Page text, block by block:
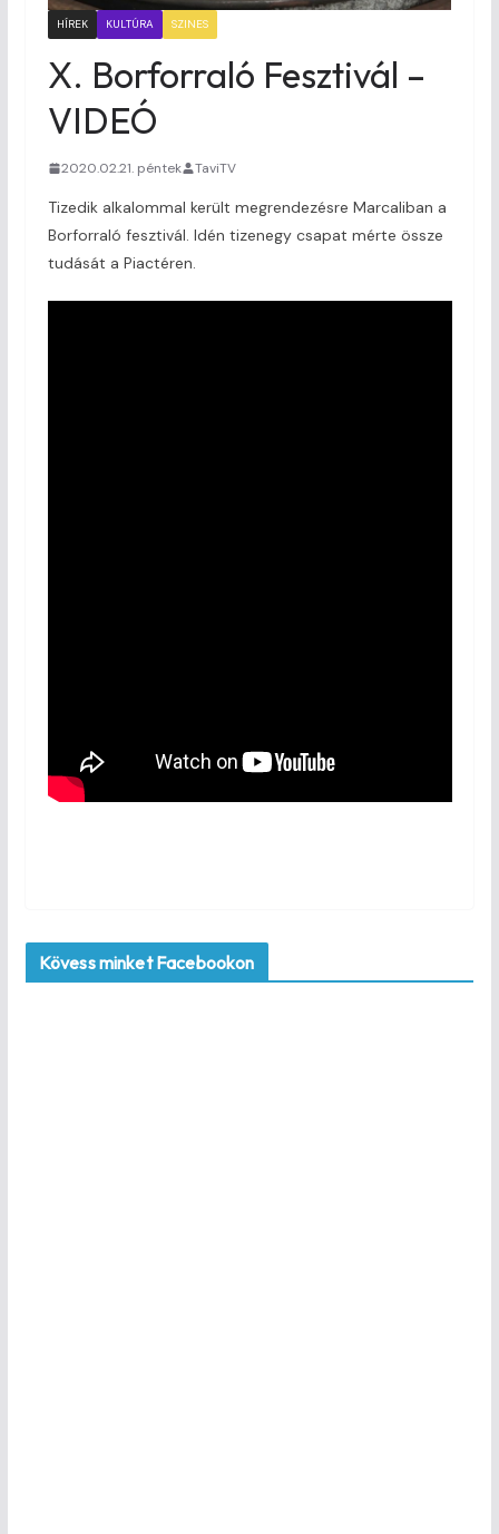
HÍREK KULTÚRA SZINES
X. Borforraló Fesztivál –
VIDEÓ
2020.02.21. péntek TaviTV
Tizedik alkalommal került megrendezésre Marcaliban a
Borforraló fesztivál. Idén tizenegy csapat mérte össze
tudását a Piactéren.
Kövess minket Facebookon